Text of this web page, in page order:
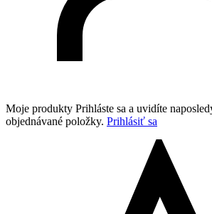
Moje produkty Prihláste sa a uvidíte
objednávané položky. Prihlásiť sa